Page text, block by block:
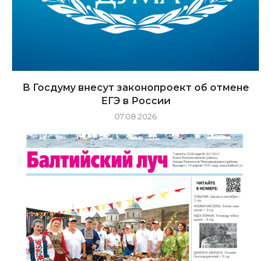
В Госдуму внесут законопроект об отмене
ЕГЭ в России
07.08.2026